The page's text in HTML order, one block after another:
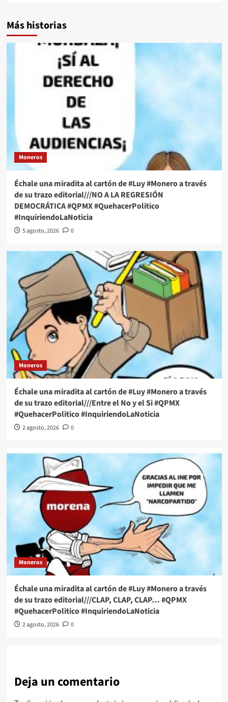
Más historias
Moneros
Échale una miradita al cartón de #Luy #Monero a través
de su trazo editorial///NO A LA REGRESIÓN
DEMOCRÁTICA #QPMX #QuehacerPolitico
#InquiriendoLaNoticia
5 agosto, 2026 0
Moneros
Échale una miradita al cartón de #Luy #Monero a través
de su trazo editorial///Entre el No y el Si #QPMX
#QuehacerPolitico #InquiriendoLaNoticia
2 agosto, 2026 0
Moneros
Échale una miradita al cartón de #Luy #Monero a través
de su trazo editorial///CLAP, CLAP, CLAP… #QPMX
#QuehacerPolitico #InquiriendoLaNoticia
2 agosto, 2026 0
Deja un comentario